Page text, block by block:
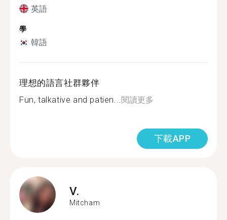
英語
學
韓語
理想的語言社群夥伴
Fun, talkative and patien...閱讀更多
下載APP
V.
Mitcham